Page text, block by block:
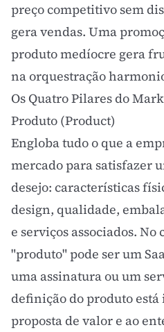
preço competitivo sem
gera vendas. Uma
produto medíocre gera
na orquestração
Os Quatro Pilares do
Produto (Product)
Engloba tudo o que a
mercado para satisfazer
desejo: características
design, qualidade,
e serviços associados.
"produto" pode ser um
uma assinatura ou um
definição do produto
proposta de valore ao